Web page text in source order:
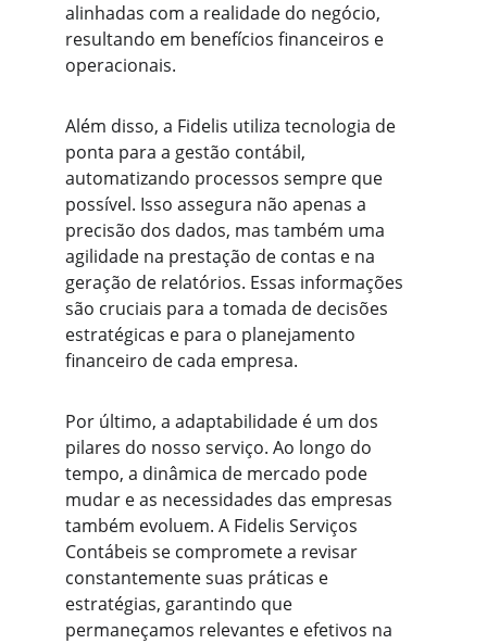
alinhadas com a realidade do negócio,
resultando em benefícios financeiros e
operacionais.
Além disso, a Fidelis utiliza tecnologia de
ponta para a gestão contábil,
automatizando processos sempre que
possível. Isso assegura não apenas a
precisão dos dados, mas também uma
agilidade na prestação de contas e na
geração de relatórios. Essas informações
são cruciais para a tomada de decisões
estratégicas e para o planejamento
financeiro de cada empresa.
Por último, a adaptabilidade é um dos
pilares do nosso serviço. Ao longo do
tempo, a dinâmica de mercado pode
mudar e as necessidades das empresas
também evoluem. A Fidelis Serviços
Contábeis se compromete a revisar
constantemente suas práticas e
estratégias, garantindo que
permaneçamos relevantes e efetivos na